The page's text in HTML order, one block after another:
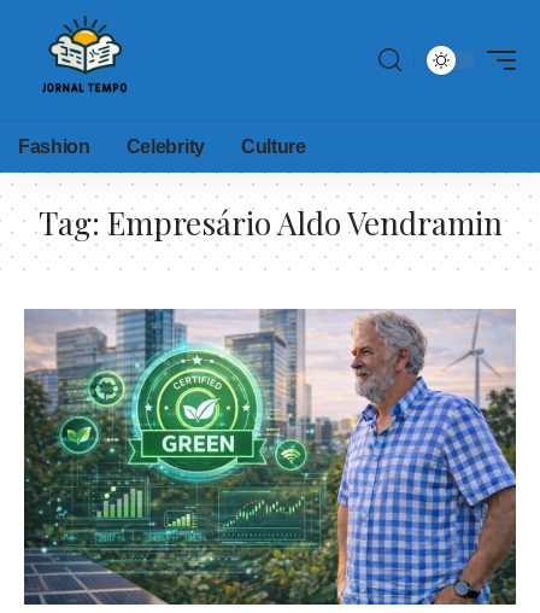
Fashion Celebrity Culture
Tag: Empresário Aldo Vendramin